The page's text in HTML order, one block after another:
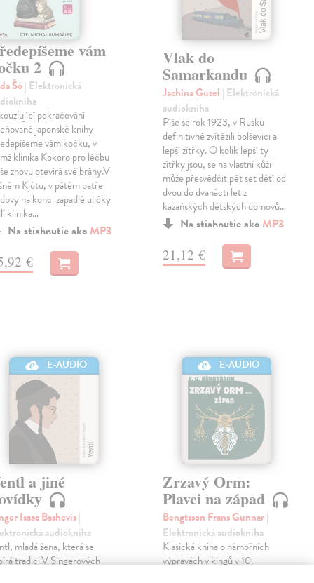
vám
2
Šó| Elektronická
pokračování
japonské knihy
vám kočku, v
klinika Kokoro pro léčbu
znovu otevírá své brány.V
Kjótu, v pátém patře
na konci zapadlé uličky
klinika…
Na stiahnutie ako MP3
€
Vlak do
Samarkandu
Jachina Guzel | Elektronická
audiokniha
Píše se rok 1923, v Rusku
definitivně zvítězili bolševici a
lepší zítřky. O kolik lepší ty
zítřky jsou, se na vlastní kůži
může přesvědčit pět set dětí od
dvou do dvanácti let z
kazaňských dětských domovů…
Na stiahnutie ako MP3
21,12 €
E-AUDIO
a jiné
Isaac Bashevis|
audiokniha
mladá žena, která se
tradici.V Singerových
E-AUDIO
Zrzavý Orm:
Plavci na západ
Bengtsson Frans Gunnar|
Elektronická audiokniha
Klasická kniha o námořních
výpravách vikingů v 10.